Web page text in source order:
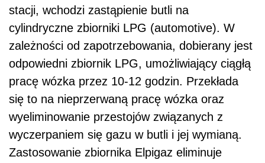
stacji, wchodzi zastąpienie butli na
cylindryczne zbiorniki LPG (automotive). W
zależności od zapotrzebowania, dobierany jest
odpowiedni zbiornik LPG, umożliwiający ciągłą
pracę wózka przez 10-12 godzin. Przekłada
się to na nieprzerwaną pracę wózka oraz
wyeliminowanie przestojów związanych z
wyczerpaniem się gazu w butli i jej wymianą.
Zastosowanie zbiornika Elpigaz eliminuje